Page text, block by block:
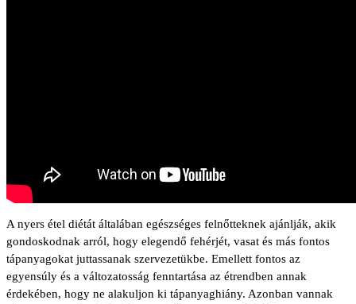
A nyers étel diétát általában egészséges felnőtteknek ajánlják, akik
gondoskodnak arról, hogy elegendő fehérjét, vasat és más fontos
tápanyagokat juttassanak szervezetükbe. Emellett fontos az
egyensúly és a változatosság fenntartása az étrendben annak
érdekében, hogy ne alakuljon ki tápanyaghiány. Azonban vannak